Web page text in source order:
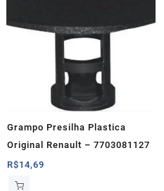
Grampo Presilha Plastica
Original Renault – 7703081127
R$14,69